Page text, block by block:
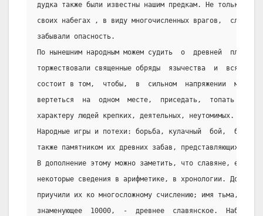
дудка также были известны нашим предкам. Не только в
своих набегах , в виду многочисленных врагов,
забывали опасность.
По нынешним народным можем судить  о  древней  пляске
торжествовали священные обряды  язычества  и  всякие
состоит в том,  чтобы,  в  сильном  напряжении
вертеться  на  одном  месте,  приседать,  топать
характеру людей крепких, деятельных, неутомимых.
Народные игры и потехи: борьба, кулачный  бой,
также памятником их древних забав, представляющих нам
В дополнение этому можно заметить, что славяне, еще
некоторые сведения в арифметике, в хронологии.
приучили их ко многосложному счислению; имя тьма,
знаменующее  10000,  -  древнее  славянское.